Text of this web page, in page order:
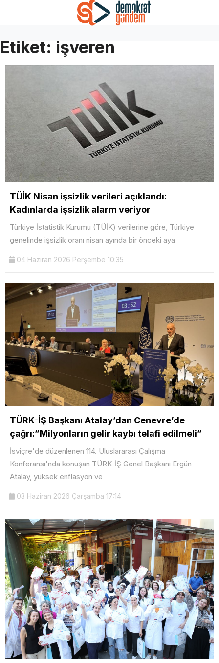
Etiket: işveren
TÜİK Nisan işsizlik verileri açıklandı:
Kadınlarda işsizlik alarm veriyor
Türkiye İstatistik Kurumu (TÜİK) verilerine göre, Türkiye
genelinde işsizlik oranı nisan ayında bir önceki aya
04 Haziran 2026 Perşembe 10:35
TÜRK-İŞ Başkanı Atalay’dan Cenevre’de
çağrı:”Milyonların gelir kaybı telafi edilmeli”
İsviçre'de düzenlenen 114. Uluslararası Çalışma
Konferansı'nda konuşan TÜRK-İŞ Genel Başkanı Ergün
Atalay, yüksek enflasyon ve
03 Haziran 2026 Çarşamba 17:14